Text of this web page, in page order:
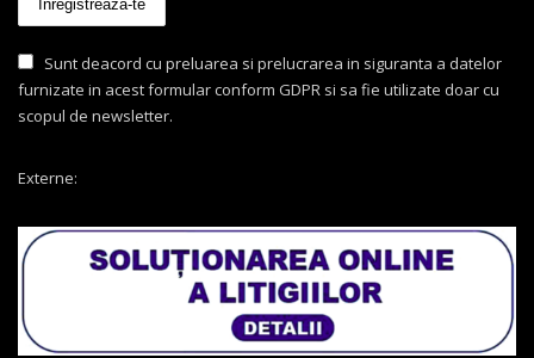
Sunt deacord cu preluarea si prelucrarea in siguranta a datelor
furnizate in acest formular conform GDPR si sa fie utilizate doar cu
scopul de newsletter.
Externe: